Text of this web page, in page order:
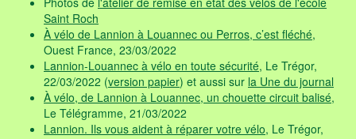
Saint Roch
À vélo de Lannion à Louannec ou Perros, c’est fléché,
Ouest France, 23/03/2022
Lannion-Louannec à vélo en toute sécurité, Le Trégor,
22/03/2022 (version papier) et aussi sur la Une du journal
À vélo, de Lannion à Louannec, un chouette circuit balisé,
Le Télégramme, 21/03/2022
Lannion. Ils vous aident à réparer votre vélo, Le Trégor,